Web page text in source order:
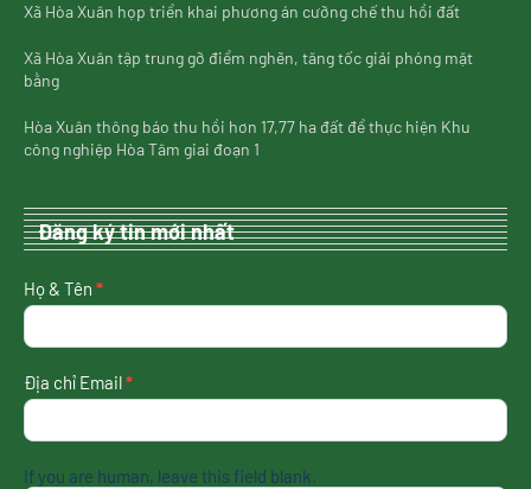
Xã Hòa Xuân họp triển khai phương án cưỡng chế thu hồi đất
Xã Hòa Xuân tập trung gỡ điểm nghẽn, tăng tốc giải phóng mặt
bằng
Hòa Xuân thông báo thu hồi hơn 17,77 ha đất để thực hiện Khu
công nghiệp Hòa Tâm giai đoạn 1
Đăng ký tin mới nhất
nhận
tin
nhất
Họ & Tên *
Địa chỉ Email*
If you are human, leave this field blank.